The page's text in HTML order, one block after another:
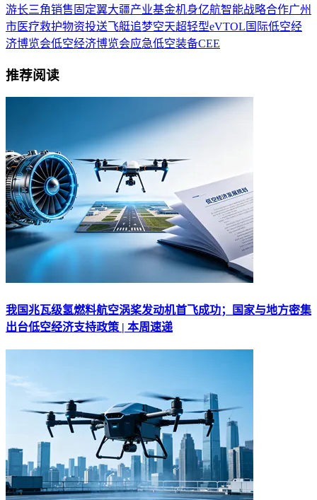
游长三角销售 固定翼大疆产业基金机身亿航智能战略合作广州
市医疗救护物资投送飞艇追梦空天超轻型eVTOL 国际低空经
济博览会低空经济博览会应急低空装备CEE
推荐阅读
我国兆瓦级氢燃料航空涡桨发动机首飞成功；国家与地方密集
出台低空经济支持政策 | 本周速递